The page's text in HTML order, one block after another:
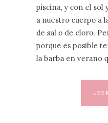
piscina, y con el sol
a nuestro cuerpo a
de sal o de cloro.
porque es posible
la barba en verano